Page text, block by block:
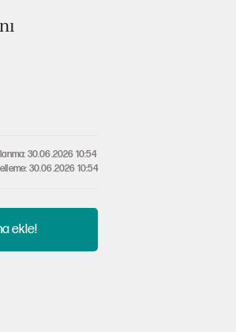
30.06.2026 10:54
30.06.2026 10:54
ekle!